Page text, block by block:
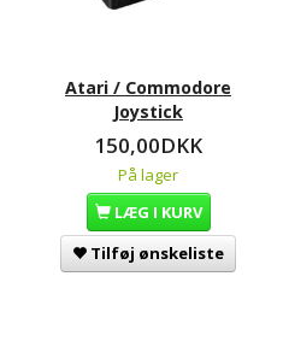
Atari / Commodore
Joystick
150,00DKK
På lager
LÆG I KURV
Tilføj ønskeliste